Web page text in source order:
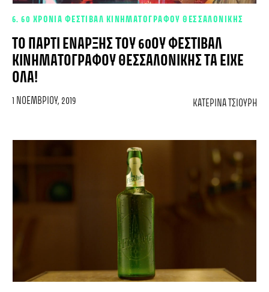
6. 60 ΧΡΟΝΙΑ ΦΕΣΤΙΒΑΛ ΚΙΝΗΜΑΤΟΓΡΑΦΟΥ ΘΕΣΣΑΛΟΝΙΚΗΣ
ΤΟ ΠΆΡΤΙ ΈΝΑΡΞΗΣ ΤΟΥ 60ΟΥ ΦΕΣΤΙΒΆΛ
ΚΙΝΗΜΑΤΟΓΡΆΦΟΥ ΘΕΣΣΑΛΟΝΊΚΗΣ ΤΑ ΕΊΧΕ
ΌΛΑ!
1 ΝΟΕΜΒΡΊΟΥ, 2019 ΚΑΤΕΡΊΝΑ ΤΣΙΟΥΡΉ